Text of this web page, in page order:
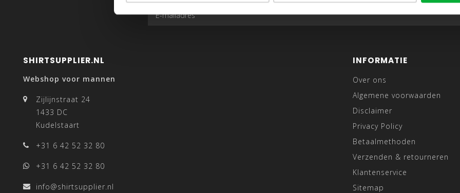
SHIRTSUPPLIER.NL
Webshop voor mannen
Zijlijnstraat 24
1433 DC
Kudelstaart
+31 6 42 52 32 80
+31 6 42 52 32 80
info@shirtsupplier.nl
INFORMATIE
Over ons
Algemene voorwaarden
Disclaimer
Privacy Policy
Betaalmethoden
Verzenden & retourneren
Klantenservice
Sitemap